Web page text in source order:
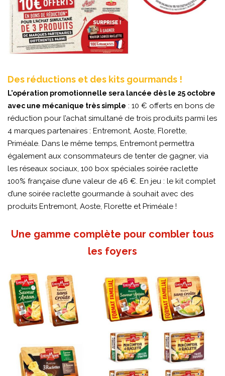
Des réductions et des kits gourmands !
L’opération promotionnelle sera lancée dès le 25 octobre
avec une mécanique très simple : 10 € offerts en bons de
réduction pour l’achat simultané de trois produits parmi les
4 marques partenaires : Entremont, Aoste, Florette,
Priméale. Dans le même temps, Entremont permettra
également aux consommateurs de tenter de gagner, via
les réseaux sociaux, 100 box spéciales soirée raclette
100% française d’une valeur de 46 €. En jeu : le kit complet
d’une soirée raclette gourmande à souhait avec des
produits Entremont, Aoste, Florette et Priméale !
Une gamme complète pour combler tous
les foyers